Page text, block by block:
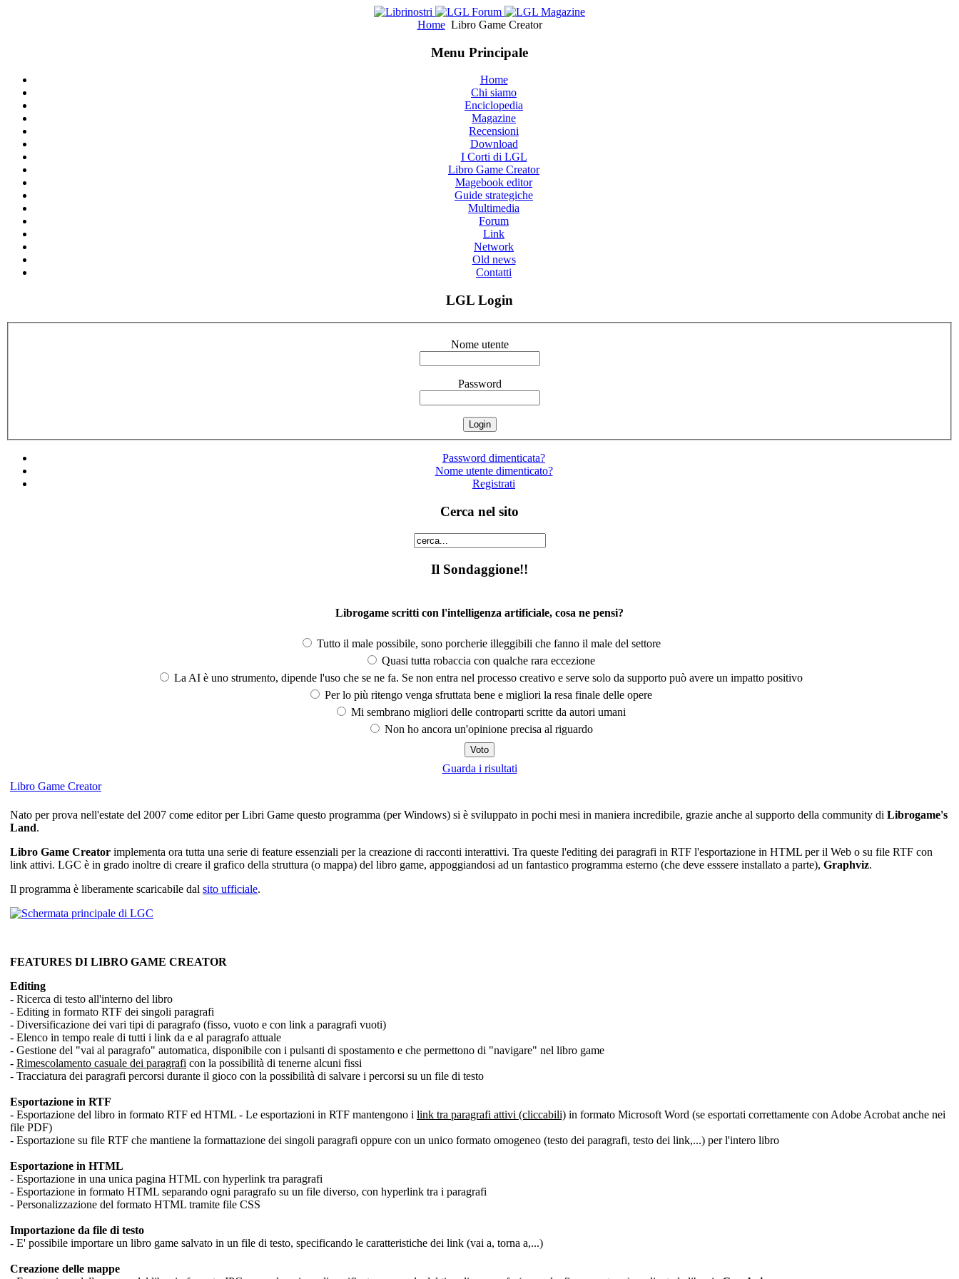
Home Libro Game Creator
Menu Principale
Home
Chi siamo
Enciclopedia
Magazine
Recensioni
Download
I Corti di LGL
Libro Game Creator
Magebook editor
Guide strategiche
Multimedia
Forum
Link
Network
Old news
Contatti
LGL Login
Nome utente
Password
Password dimenticata?
Nome utente dimenticato?
Registrati
Cerca nel sito
Il Sondaggione!!
Librogame scritti con l'intelligenza artificiale, cosa ne pensi?
Tutto il male possibile, sono porcherie illeggibili che fanno il male del settore
Quasi tutta robaccia con qualche rara eccezione
La AI è uno strumento, dipende l'uso che se ne fa. Se non entra nel processo creativo e serve solo da supporto può avere un impatto positivo
Per lo più ritengo venga sfruttata bene e migliori la resa finale delle opere
Mi sembrano migliori delle controparti scritte da autori umani
Non ho ancora un'opinione precisa al riguardo
Guarda i risultati
Libro Game Creator
Nato per prova nell'estate del 2007 come editor per Libri Game questo programma (per Windows) si è sviluppato in pochi mesi in maniera incredibile, grazie anche al supporto della community di Librogame's
Land.
Libro Game Creator implementa ora tutta una serie di feature essenziali per la creazione di racconti interattivi. Tra queste l'editing dei paragrafi in RTF l'esportazione in HTML per il Web o su file RTF con
link attivi. LGC è in grado inoltre di creare il grafico della struttura (o mappa) del libro game, appoggiandosi ad un fantastico programma esterno (che deve esssere installato a parte), Graphviz.
Il programma è liberamente scaricabile dal sito ufficiale.
FEATURES DI LIBRO GAME CREATOR
Editing
- Ricerca di testo all'interno del libro
- Editing in formato RTF dei singoli paragrafi
- Diversificazione dei vari tipi di paragrafo (fisso, vuoto e con link a paragrafi vuoti)
- Elenco in tempo reale di tutti i link da e al paragrafo attuale
- Gestione del "vai al paragrafo" automatica, disponibile con i pulsanti di spostamento e che permettono di "navigare" nel libro game
- Rimescolamento casuale dei paragrafi con la possibilità di tenerne alcuni fissi
- Tracciatura dei paragrafi percorsi durante il gioco con la possibilità di salvare i percorsi su un file di testo
Esportazione in RTF
- Esportazione del libro in formato RTF ed HTML - Le esportazioni in RTF mantengono i link tra paragrafi attivi (cliccabili) in formato Microsoft Word (se esportati correttamente con Adobe Acrobat anche nei
file PDF)
- Esportazione su file RTF che mantiene la formattazione dei singoli paragrafi oppure con un unico formato omogeneo (testo dei paragrafi, testo dei link,...) per l'intero libro
Esportazione in HTML
- Esportazione in una unica pagina HTML con hyperlink tra paragrafi
- Esportazione in formato HTML separando ogni paragrafo su un file diverso, con hyperlink tra i paragrafi
- Personalizzazione del formato HTML tramite file CSS
Importazione da file di testo
- E' possibile importare un libro game salvato in un file di testo, specificando le caratteristiche dei link (vai a, torna a,...)
Creazione delle mappe